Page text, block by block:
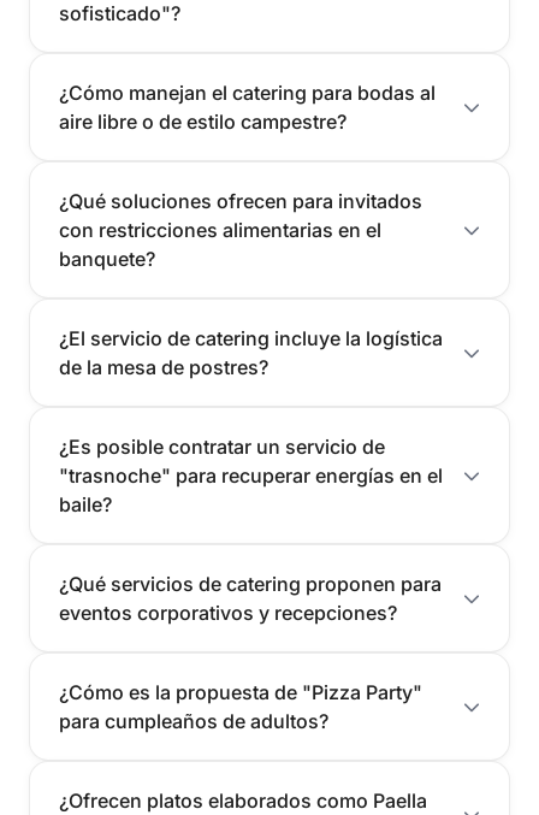
sofisticado"?
¿Cómo manejan el catering para bodas al
aire libre o de estilo campestre?
¿Qué soluciones ofrecen para invitados
con restricciones alimentarias en el
banquete?
¿El servicio de catering incluye la logística
de la mesa de postres?
¿Es posible contratar un servicio de
"trasnoche" para recuperar energías en el
baile?
¿Qué servicios de catering proponen para
eventos corporativos y recepciones?
¿Cómo es la propuesta de "Pizza Party"
para cumpleaños de adultos?
¿Ofrecen platos elaborados como Paella